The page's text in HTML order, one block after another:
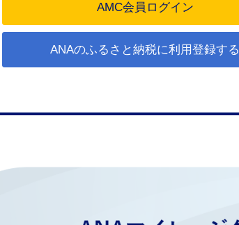
ANAのふるさと納税に利用登録する